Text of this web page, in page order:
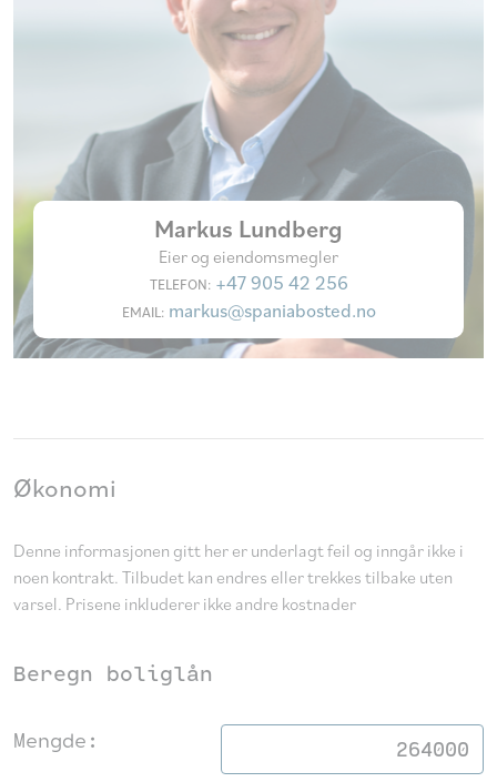
Markus Lundberg
Eier og eiendomsmegler
TELEFON:+47 905 42 256
EMAIL:markus@spaniabosted.no
Økonomi
Denne informasjonen gitt her er underlagt feil og inngår ikke i
noen kontrakt. Tilbudet kan endres eller trekkes tilbake uten
varsel. Prisene inkluderer ikke andre kostnader
Beregn boliglån
Mengde: